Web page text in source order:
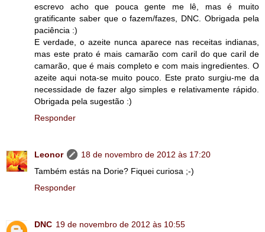
escrevo acho que pouca gente me lê, mas é muito
gratificante saber que o fazem/fazes, DNC. Obrigada pela
paciência :)
E verdade, o azeite nunca aparece nas receitas indianas,
mas este prato é mais camarão com caril do que caril de
camarão, que é mais completo e com mais ingredientes. O
azeite aqui nota-se muito pouco. Este prato surgiu-me da
necessidade de fazer algo simples e relativamente rápido.
Obrigada pela sugestão :)
Responder
Leonor
18 de novembro de 2012 às 17:20
Também estás na Dorie? Fiquei curiosa ;-)
Responder
DNC 19 de novembro de 2012 às 10:55